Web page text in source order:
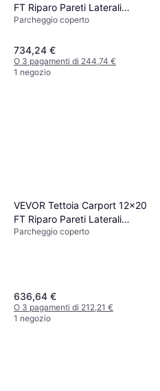
FT Riparo Pareti Laterali
Grigio (Superficie edificio )
Parcheggio coperto
734,24 €
O 3 pagamenti di 244,74 €
1 negozio
VEVOR Tettoia Carport 12x20
FT Riparo Pareti Laterali
Grigio (Superficie edificio )
Parcheggio coperto
636,64 €
O 3 pagamenti di 212,21 €
1 negozio